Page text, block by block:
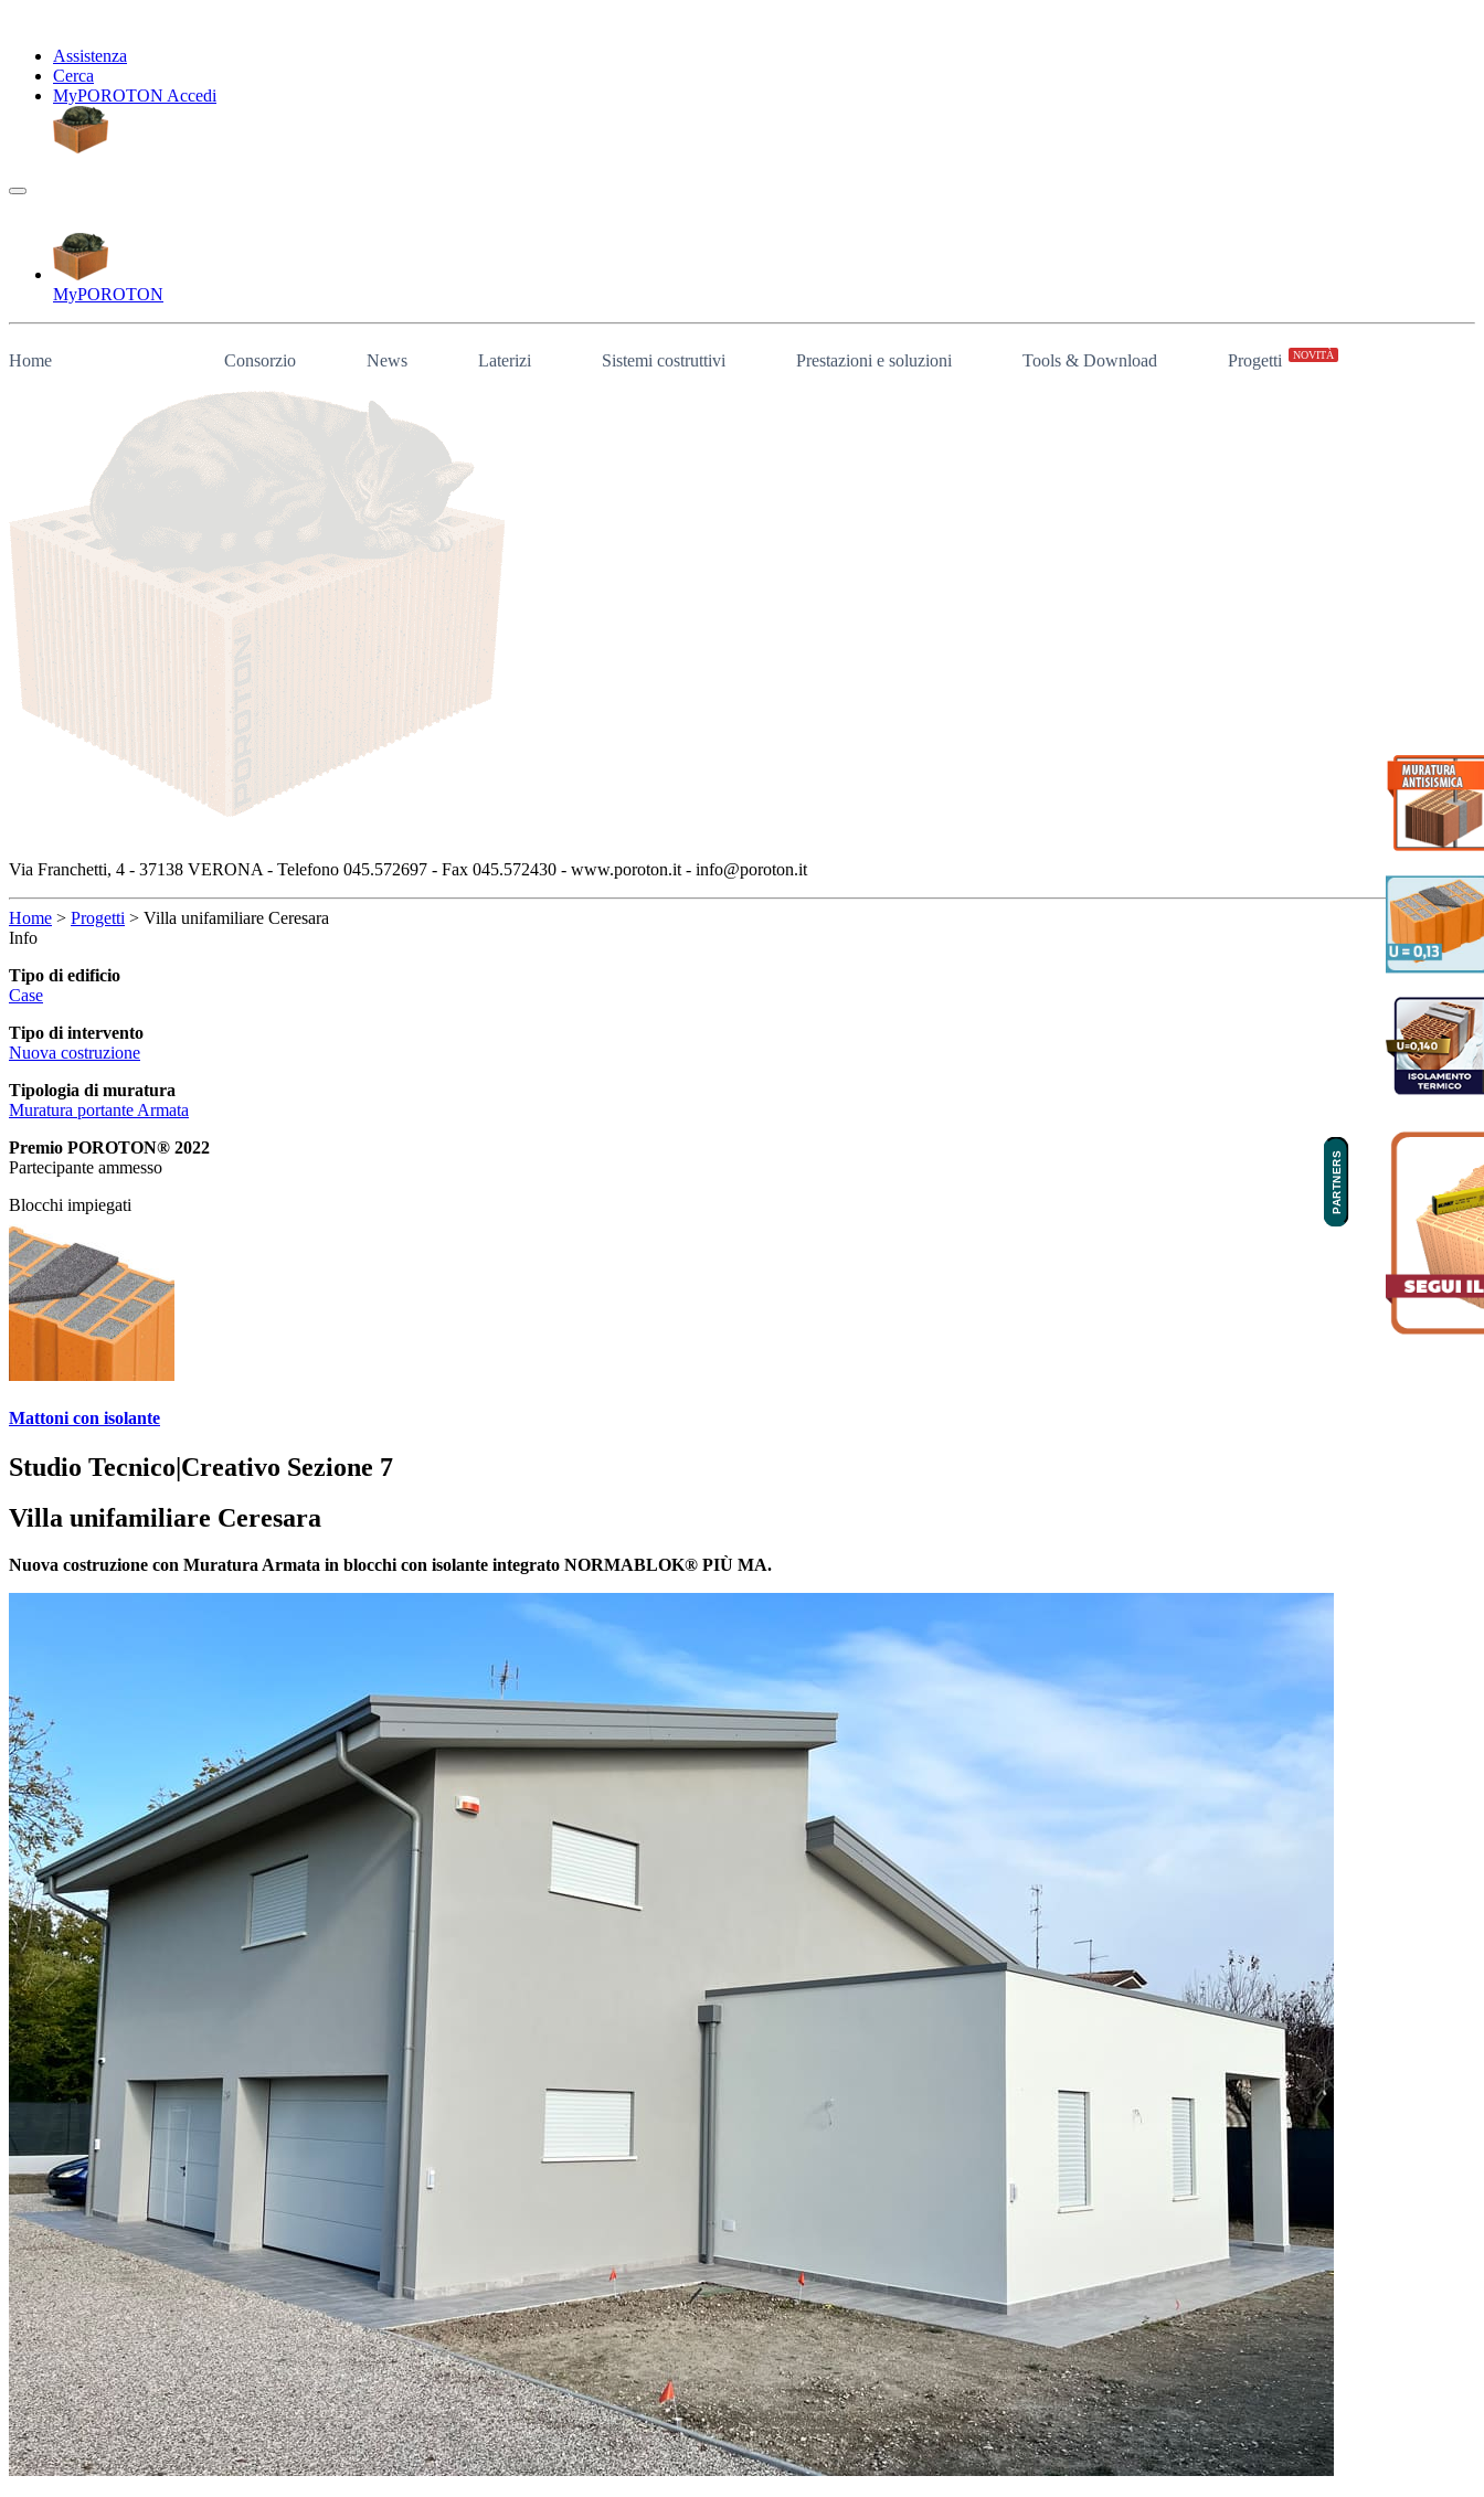
Assistenza
Cerca
MyPOROTON Accedi
MyPOROTON
Home Consorzio News Laterizi Sistemi costruttivi Prestazioni e soluzioni Tools & Download Progetti NOVITÀ
Via Franchetti, 4 - 37138 VERONA - Telefono 045.572697 - Fax 045.572430 - www.poroton.it - info@poroton.it
Home > Progetti > Villa unifamiliare Ceresara
Info
Tipo di edificio
Case
Tipo di intervento
Nuova costruzione
Tipologia di muratura
Muratura portante Armata
Premio POROTON® 2022
Partecipante ammesso
Blocchi impiegati
Mattoni con isolante
Studio Tecnico|Creativo Sezione 7
Villa unifamiliare Ceresara
Nuova costruzione con Muratura Armata in blocchi con isolante integrato NORMABLOK® PIÙ MA.
PARTNERS